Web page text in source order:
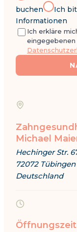
buchen
Ich
Informationen
Ich erkläre
Michael
Hechinger Str.
72072 Tübingen
Deutschland